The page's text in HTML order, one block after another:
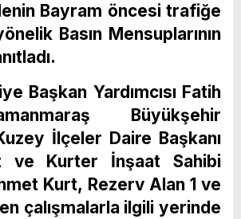
Bayram öncesi trafiğe
Basın Mensuplarının
Başkan Yardımcısı Fatih
Büyükşehir
İlçeler Daire Başkanı
ve Kurter İnşaat Sahibi
Kurt, Rezerv Alan 1 ve
çalışmalarla ilgili yerinde